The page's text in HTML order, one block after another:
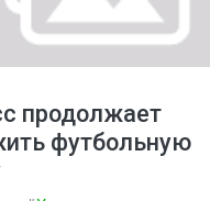
продолжает
футбольную